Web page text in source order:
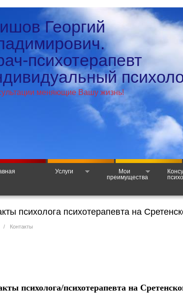
Георгий
психотерапевт
меняющие Вашу жизнь!
Услуги
Мои
преимущества
психолога психотерапевта на
/ Контакты
психолога/психотерапевта на